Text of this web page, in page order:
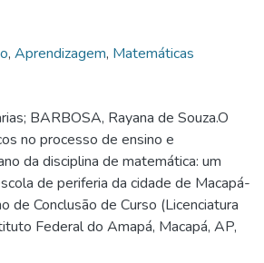
, Aprendizagem, Matemáticas
BARBOSA, Rayana de Souza.O
no processo de ensino e
da disciplina de matemática: um
de periferia da cidade de Macapá-
de Conclusão de Curso (Licenciatura
Federal do Amapá, Macapá, AP,